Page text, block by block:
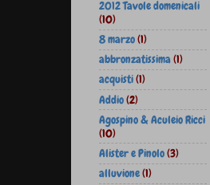
2012 Tavole domenicali
(10)
8 marzo(1)
abbronzatissima(1)
acquisti(1)
Addio(2)
Agospino & Aculeio Ricci
(10)
Alister e Pinolo(3)
alluvione(1)